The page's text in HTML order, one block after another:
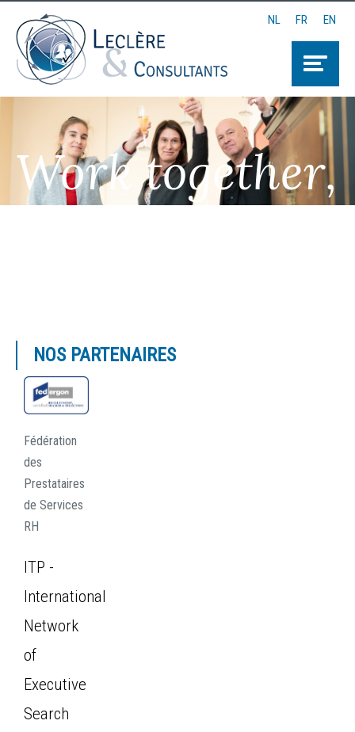
Work together,
NL FR EN
NOS PARTENAIRES
Fédération
des
Prestataires
de Services
RH
ITP -
International
Network
of
Executive
Search